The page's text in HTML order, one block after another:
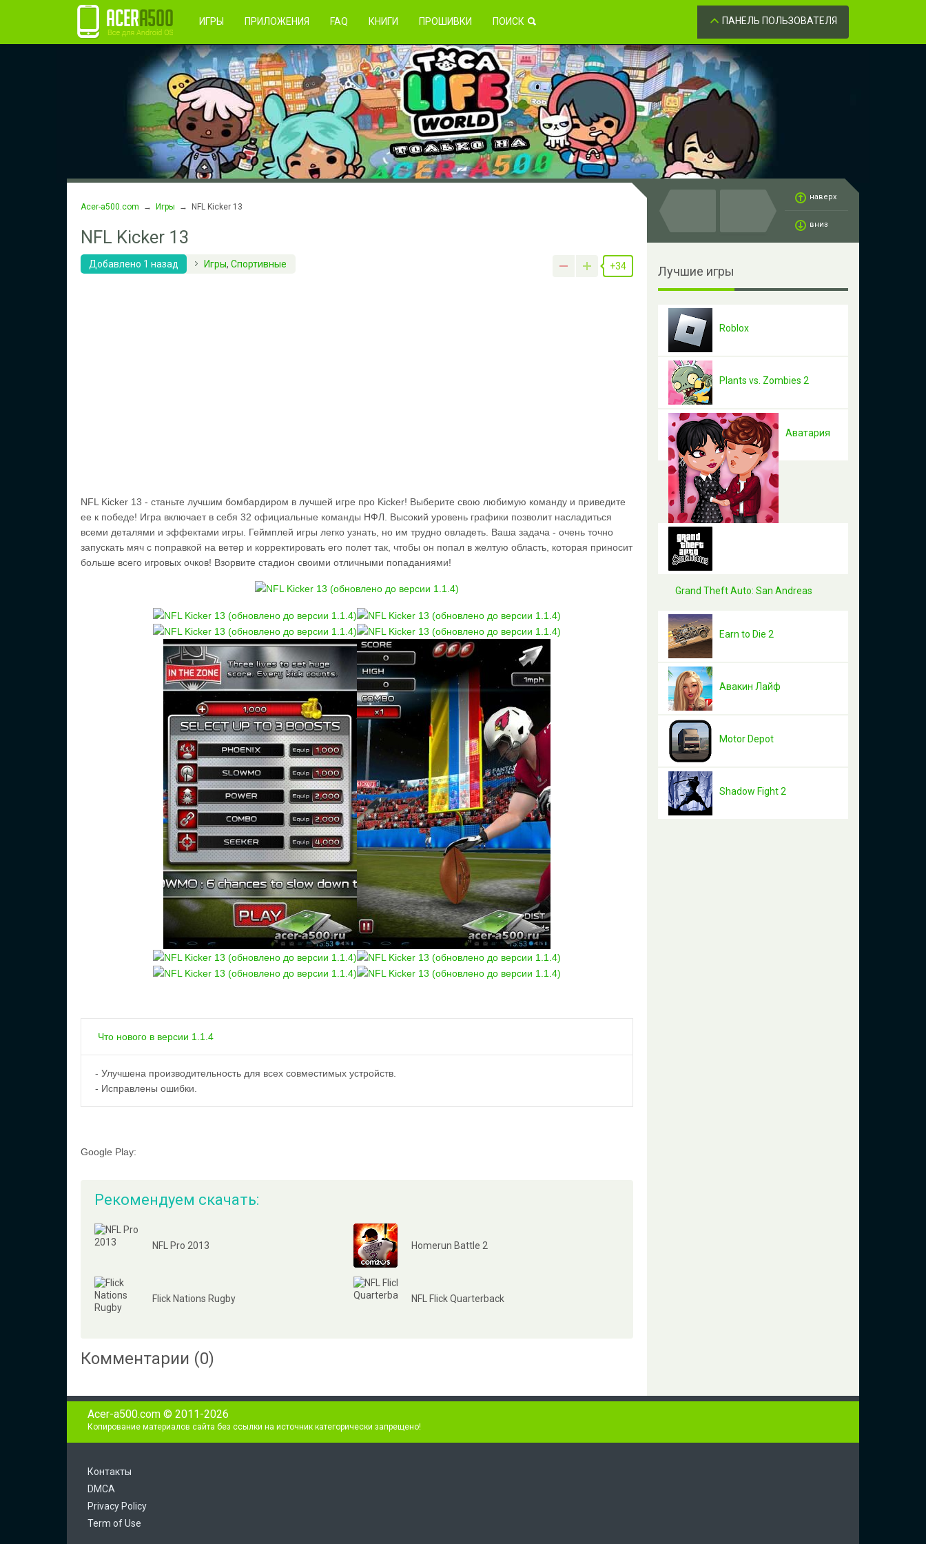
Регистрация Правила пользования Возникли проблемы? Забыли пароль?
ПАНЕЛЬ ПОЛЬЗОВАТЕЛЯ
ИГРЫ ПРИЛОЖЕНИЯ FAQ КНИГИ ПРОШИВКИ ПОИСК
Acer-a500.com → Игры → NFL Kicker 13
NFL Kicker 13
Добавлено 1 назад Игры, Спортивные +34
NFL Kicker 13 - станьте лучшим бомбардиром в лучшей игре про Kicker! Выберите свою любимую команду и приведите
ее к победе! Игра включает в себя 32 официальные команды НФЛ. Высокий уровень графики позволит насладиться
всеми деталями и эффектами игры. Геймплей игры легко узнать, но им трудно овладеть. Ваша задача - очень точно
запускать мяч с поправкой на ветер и корректировать его полет так, чтобы он попал в желтую область, которая приносит
больше всего игровых очков! Взорвите стадион своими отличными попаданиями!
Что нового в версии 1.1.4
- Улучшена производительность для всех совместимых устройств.
- Исправлены ошибки.
Google Play:
Рекомендуем скачать:
NFL Pro 2013 Homerun Battle 2
Flick Nations Rugby NFL Flick Quarterback
Комментарии (0)
наверх
вниз
Лучшие игры
Roblox
Plants vs. Zombies 2
Аватария
Grand Theft Auto: San Andreas
Earn to Die 2
Авакин Лайф
Motor Depot
Shadow Fight 2
Acer-a500.com © 2011-2026
Копирование материалов сайта без ссылки на источник категорически запрещено!
Контакты
DMCA
Privacy Policy
Term of Use